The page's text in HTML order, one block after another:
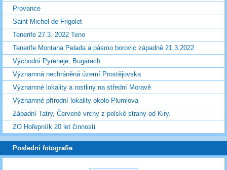
Provance
Saint Michel de Frigolet
Tenerife 27.3. 2022 Teno
Tenerife Montana Pelada a pásmo borovic západně 21.3.2022
Východní Pyreneje, Bugarach
Významná nechráněná území Prostějovska
Významné lokality a rostliny na střední Moravě
Významné přírodní lokality okolo Plumlova
Západní Tatry, Červené vrchy z polské strany od Kiry.
ZO Hořepníík 20 let činnosti
Poslední fotografie